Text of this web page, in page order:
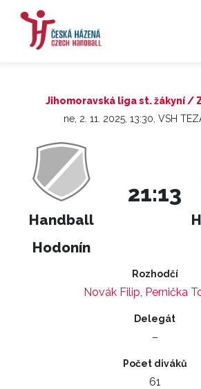
Jihomoravská liga st. žákyní /
ne, 2. 11. 2025, 13:30, VSH
Handball
Hodonín
21:13
Rozhodčí
Novák Filip, Pernička
Delegát
–
Počet diváků
61